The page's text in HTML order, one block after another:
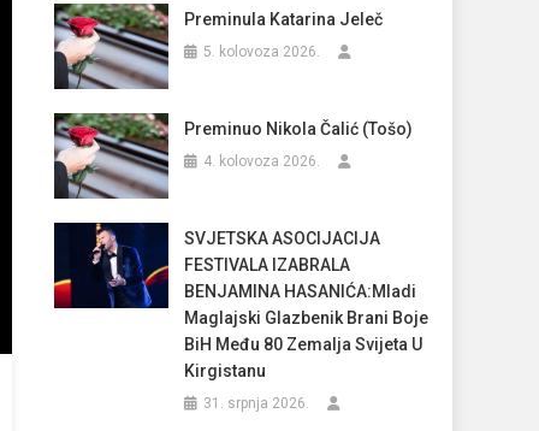
Preminula Katarina Jeleč
5. kolovoza 2026.
Preminuo Nikola Čalić (Tošo)
4. kolovoza 2026.
SVJETSKA ASOCIJACIJA
FESTIVALA IZABRALA
BENJAMINA HASANIĆA:Mladi
Maglajski Glazbenik Brani Boje
BiH Među 80 Zemalja Svijeta U
Kirgistanu
31. srpnja 2026.